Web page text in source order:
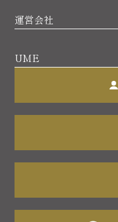
運営会社
UME